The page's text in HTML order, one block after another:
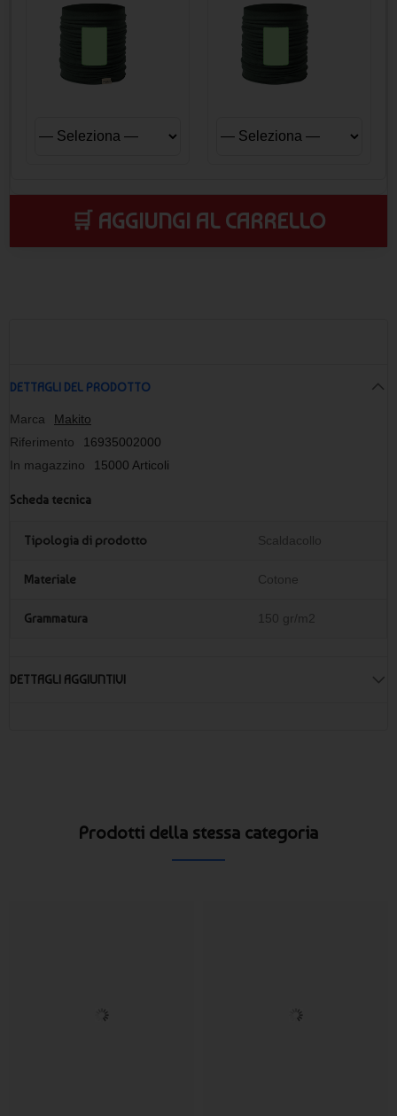
🛒 AGGIUNGI AL CARRELLO
DETTAGLI DEL PRODOTTO
Marca
Makito
Riferimento
16935002000
In magazzino
15000 Articoli
Scheda tecnica
Tipologia di prodotto Scaldacollo
Materiale Cotone
Grammatura 150 gr/m2
DETTAGLI AGGIUNTIVI
Prodotti della stessa categoria